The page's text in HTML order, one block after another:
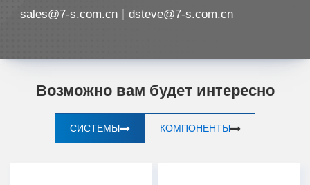
sales@7-s.com.cn dsteve@7-s.com.cn
Возможно вам будет интересно
СИСТЕМЫ КОМПОНЕНТЫ